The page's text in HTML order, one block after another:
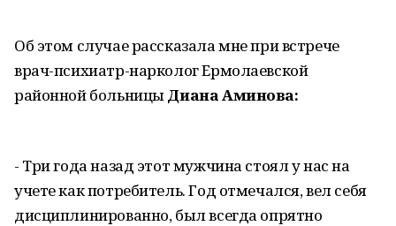
Об этом случае рассказала мне при встрече
врач-психиатр-нарколог Ермолаевской
районной больницыДиана Аминова:
- Три года назад этот мужчина стоял у нас на
учете как потребитель. Год отмечался, вел себя
дисциплинированно, был всегда опрятно